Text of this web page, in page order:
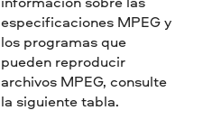
especificaciones MPEG y
los programas que
pueden reproducir
archivos MPEG, consulte
la siguiente tabla.